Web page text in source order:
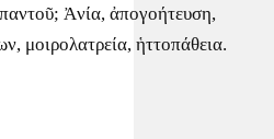
παντοῦ; Ἀνία, ἀπογοήτευση,
μοιρολατρεία, ἡττοπάθεια.